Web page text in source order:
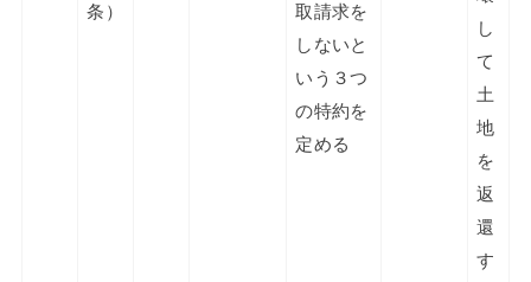
条）
取請求を
しないと
いう３つ
の特約を
定める
し
て
土
地
を
返
還
す